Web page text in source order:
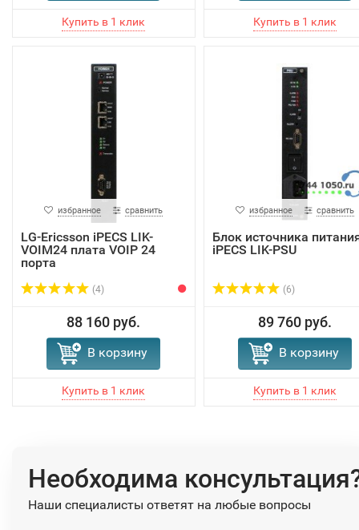
избранное сравнить
LG-Ericsson iPECS LIK-
VOIM24 плата VOIP 24
порта
(4)
88 160 руб.
В корзину
избранное сравнить
Блок источника
iPECS LIK-PSU
(6)
89 760 руб.
В корзину
Необходима
Наши специалисты ответят на любые вопросы